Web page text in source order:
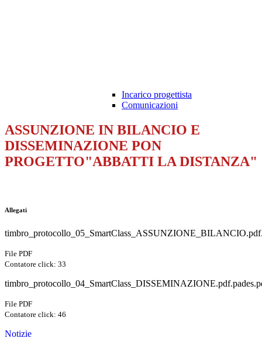
Incarico progettista
Comunicazioni
ASSUNZIONE IN BILANCIO E
DISSEMINAZIONE PON
PROGETTO"ABBATTI LA DISTANZA"
Allegati
File PDF
Contatore click: 33
File PDF
Contatore click: 46
Notizie